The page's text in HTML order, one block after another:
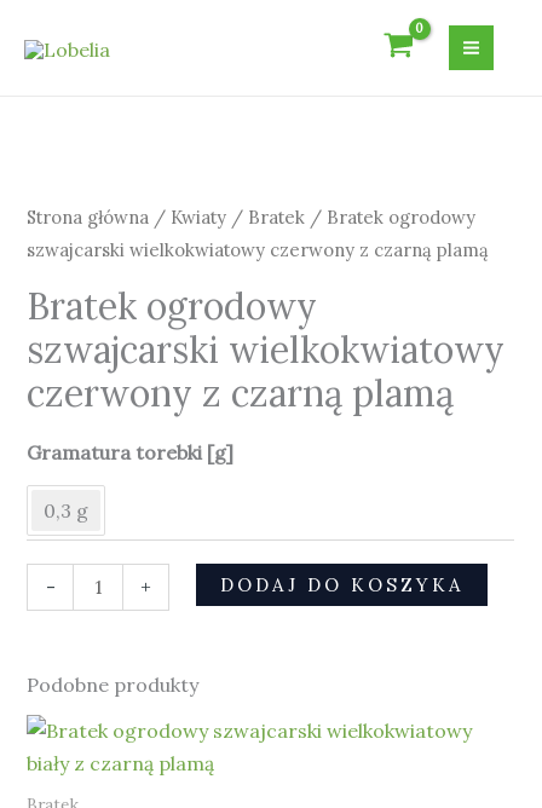
Strona główna / Kwiaty / Bratek / Bratek ogrodowy
szwajcarski wielkokwiatowy czerwony z czarną plamą
Bratek ogrodowy
szwajcarski wielkokwiatowy
czerwony z czarną plamą
Gramatura torebki [g]
0,3 g
-
szwajcarski
wielkokwiatowy
z
czarną
+ DODAJ DO KOSZYKA
Podobne produkty